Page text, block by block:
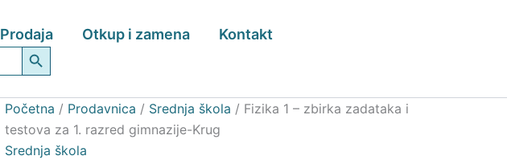
Prodaja Otkup i zamena Kontakt
Search Button
Početna / Prodavnica / Srednja škola / Fizika 1 – zbirka zadataka i
testova za 1. razred gimnazije-Krug
Srednja škola
–
zbirka
zadataka
testova
1.
razred